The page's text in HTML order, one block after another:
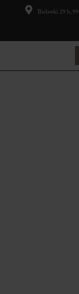
Bielawki 29 b,